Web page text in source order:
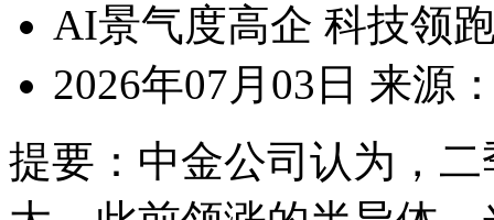
AI景气度高企 科技领
2026年07月03日 来源
提要： 中金公司认为，